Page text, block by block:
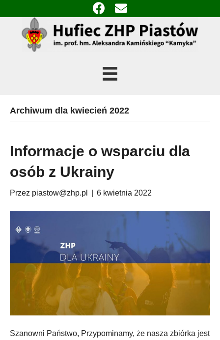
Archiwum dla kwiecień 2022
Informacje o wsparciu dla
osób z Ukrainy
Przez piastow@zhp.pl 6 kwietnia 2022
Szanowni Państwo, Przypominamy, że nasza zbiórka jest